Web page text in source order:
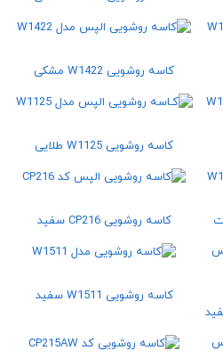
کاسه روشویی W1422 مشکی
کاسه روشویی W1125 طلایی
کاسه روشویی CP216 سفید
کاسه روشویی W1511 سفید